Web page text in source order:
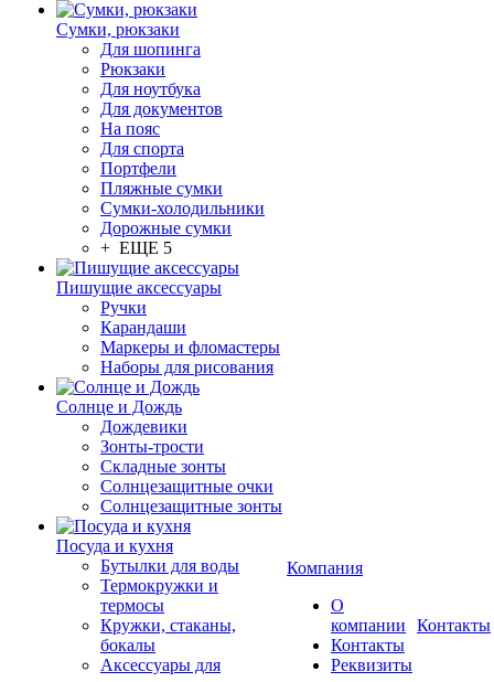
Сумки, рюкзаки
Для шопинга
Рюкзаки
Для ноутбука
Для документов
На пояс
Для спорта
Портфели
Пляжные сумки
Сумки-холодильники
Дорожные сумки
+ ЕЩЕ 5
Пишущие аксессуары
Ручки
Карандаши
Маркеры и фломастеры
Наборы для рисования
Солнце и Дождь
Дождевики
Зонты-трости
Складные зонты
Солнцезащитные очки
Солнцезащитные зонты
Посуда и кухня
Бутылки для воды
Термокружки и
термосы
Кружки, стаканы,
бокалы
Аксессуары для
Компания
О
компании
Контакты
Реквизиты
Контакты